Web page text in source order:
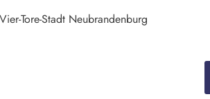
Tore-Stadt Neubrandenburg